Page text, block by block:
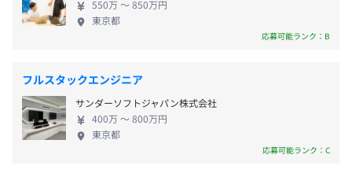
により評価をしています）
賞与：年2回（7月・12月）
昇給：年1回（4月）
で、ビジネスをサポートします。お客さまの成功を第
一に考え、ビジネスの課題解決に貢献します。 〈開
ステム／生産システム／統合基幹業務パッケージの
導入／インフラ関連／業務効率化改善 ③特定ソリュ
ーション事業部 〜金融機関特有のシステムソリュー
ションと信頼性の高い業務ソフトウェアの構築〜 信
用金庫さま保有の独自システムのソリューションお
550万 〜 850万円
東京都
応募可能ランク：B
フルスタックエンジニア
サンダーソフトジャパン株式会社
400万 〜 800万円
東京都
応募可能ランク：C